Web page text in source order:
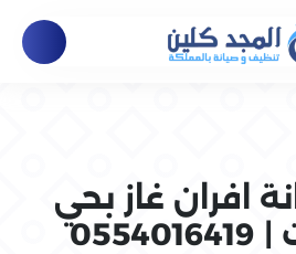
افران غاز بحي